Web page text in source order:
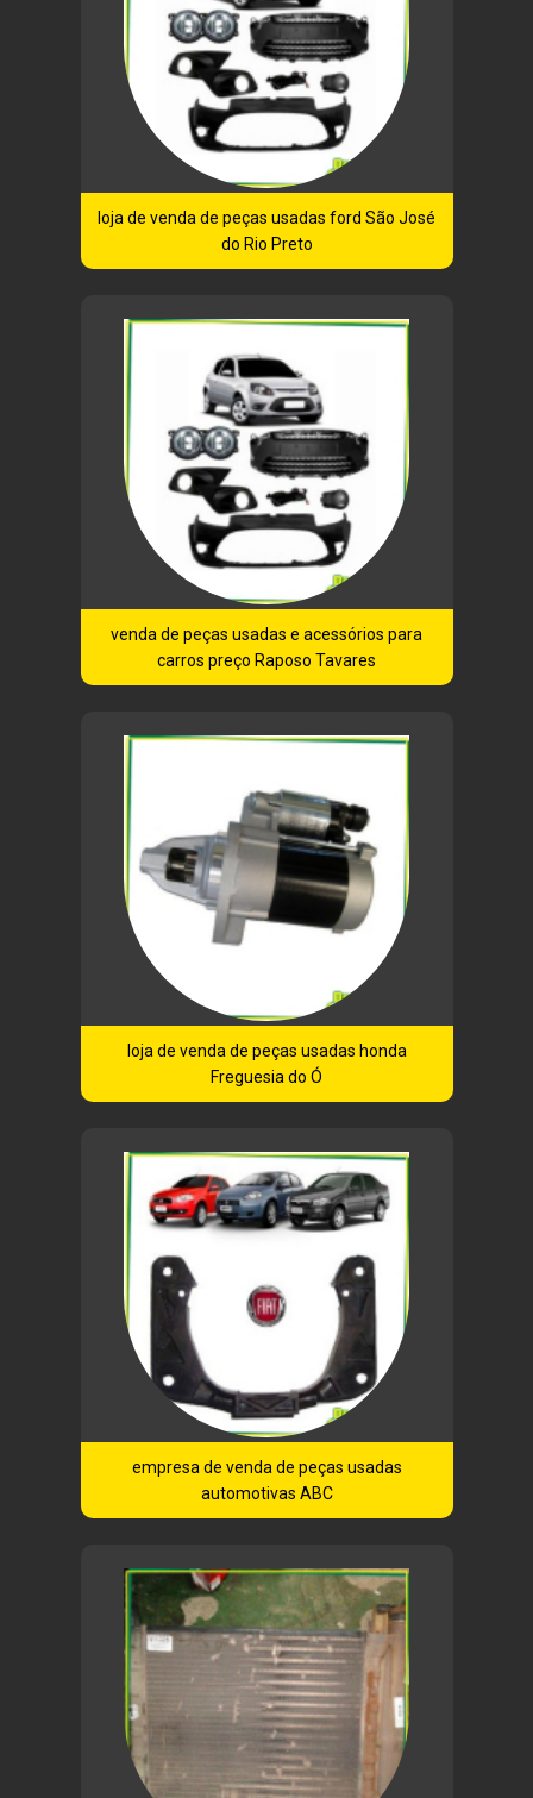
loja de venda de peças usadas ford São José
do Rio Preto
venda de peças usadas e acessórios para
carros preço Raposo Tavares
loja de venda de peças usadas honda
Freguesia do Ó
empresa de venda de peças usadas
automotivas ABC